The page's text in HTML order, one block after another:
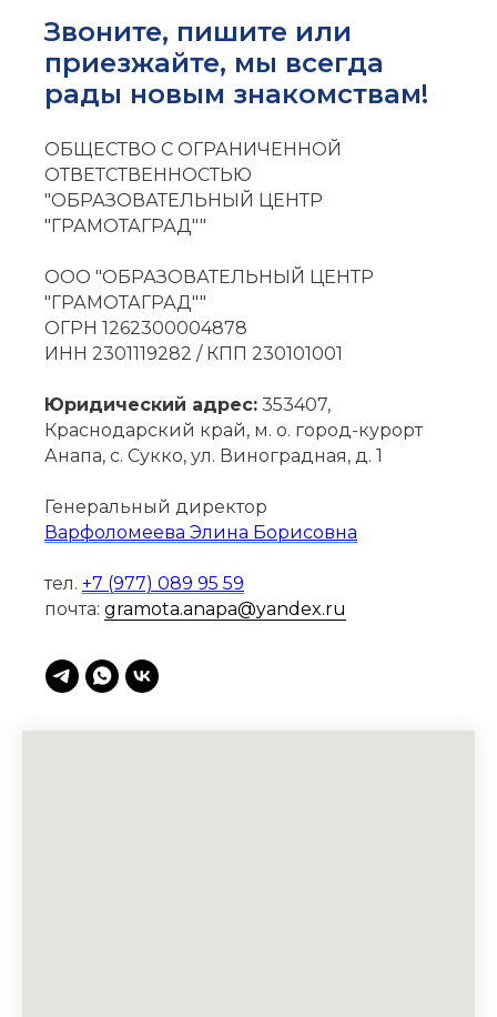
Звоните, пишите или
приезжайте, мы всегда
рады новым знакомствам!
ОБЩЕСТВО С ОГРАНИЧЕННОЙ
ОТВЕТСТВЕННОСТЬЮ
"ОБРАЗОВАТЕЛЬНЫЙ ЦЕНТР
"ГРАМОТАГРАД""
ООО "ОБРАЗОВАТЕЛЬНЫЙ ЦЕНТР
"ГРАМОТАГРАД""
ОГРН 1262300004878
ИНН 2301119282 / КПП 230101001
Юридический адрес: 353407,
Краснодарский край, м. о. город-курорт
Анапа, с. Сукко, ул. Виноградная, д. 1
Генеральный директор
Варфоломеева Элина Борисовна
тел. +7 (977) 089 95 59
почта: gramota.anapa@yandex.ru
ЗНАКОМСТВО